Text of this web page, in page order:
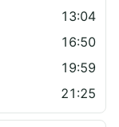
13:04
16:50
19:59
21:25